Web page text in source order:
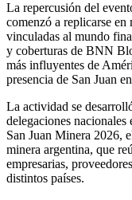
La repercusión del
comenzó a replicarse
vinculadas al mundo
y coberturas de BNN
más influyentes de
presencia de San Juan
La actividad se
delegaciones
San Juan Minera 2026,
minera argentina, que
empresarias,
distintos países.